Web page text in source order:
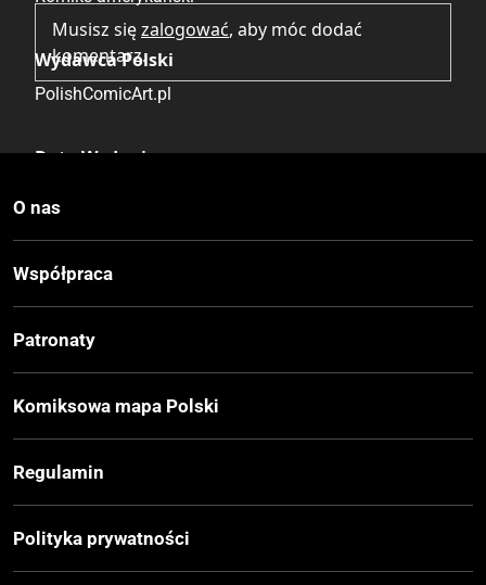
Wydawca Polski
PolishComicArt.pl
Data Wydania
Wydanie
Format
Musisz sięzalogować, aby móc dodać
komentarz.
O nas
Współpraca
Patronaty
Komiksowa mapa Polski
Regulamin
Polityka prywatności